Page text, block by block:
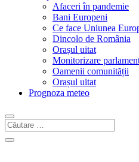
Afaceri în pandemie
Bani Europeni
Ce face Uniunea
Dincolo de România
Orașul uitat
Monitorizare
Oamenii comunității
Orașul uitat
Prognoza meteo